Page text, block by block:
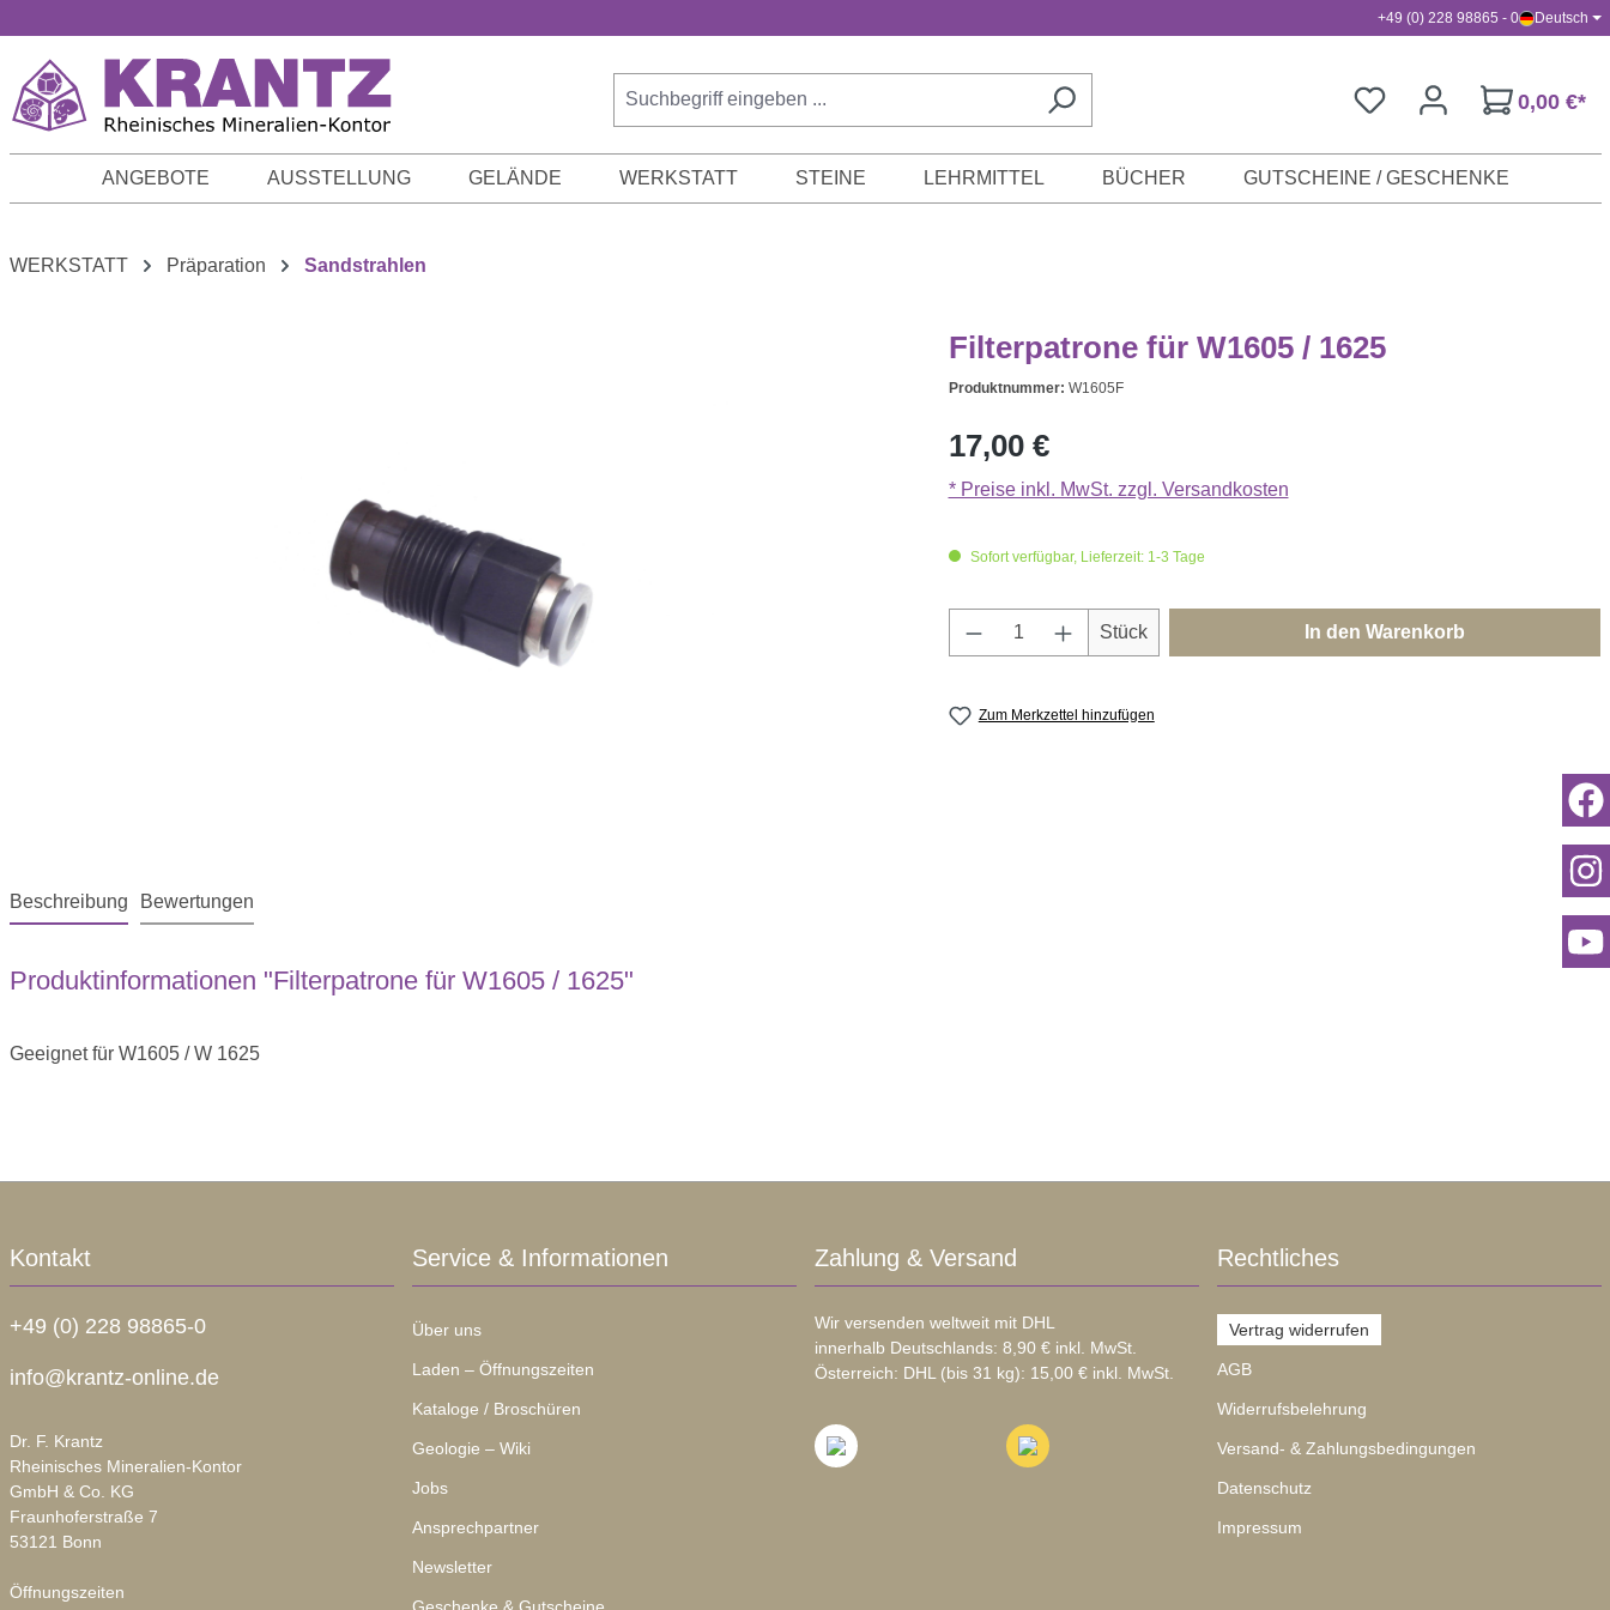
+49 (0) 228 98865 - 0 Deutsch
0,00 €*
ANGEBOTE AUSSTELLUNG GELÄNDE WERKSTATT STEINE LEHRMITTEL BÜCHER GUTSCHEINE / GESCHENKE
WERKSTATT Präparation Sandstrahlen
Filterpatrone für W1605 / 1625
Produktnummer: W1605F
Regulärer Preis:
17,00 €
* Preise inkl. MwSt. zzgl. Versandkosten
Sofort verfügbar, Lieferzeit: 1-3 Tage
Produkt Anzahl: Gib den gewünschten Wert ein
Stück In den Warenkorb
Zum Merkzettel hinzufügen
Beschreibung Bewertungen
Produktinformationen "Filterpatrone für W1605 / 1625"
Geeignet für W1605 / W 1625
Kontakt
+49 (0) 228 98865-0
info@krantz-online.de
Dr. F. Krantz
Rheinisches Mineralien-Kontor
GmbH & Co. KG
Fraunhoferstraße 7
53121 Bonn
Öffnungszeiten
Service & Informationen
Über uns
Laden – Öffnungszeiten
Kataloge / Broschüren
Geologie – Wiki
Jobs
Ansprechpartner
Newsletter
Zahlung & Versand
Wir versenden weltweit mit DHL
innerhalb Deutschlands: 8,90 € inkl. MwSt.
Österreich: DHL (bis 31 kg): 15,00 € inkl. MwSt.
Rechtliches
Vertrag widerrufen
AGB
Widerrufsbelehrung
Versand- & Zahlungsbedingungen
Datenschutz
Impressum